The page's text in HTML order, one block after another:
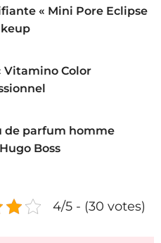
« Mini Pore Eclipse
Vitamino Color
de parfum homme
Boss
4/5 - (30 votes)